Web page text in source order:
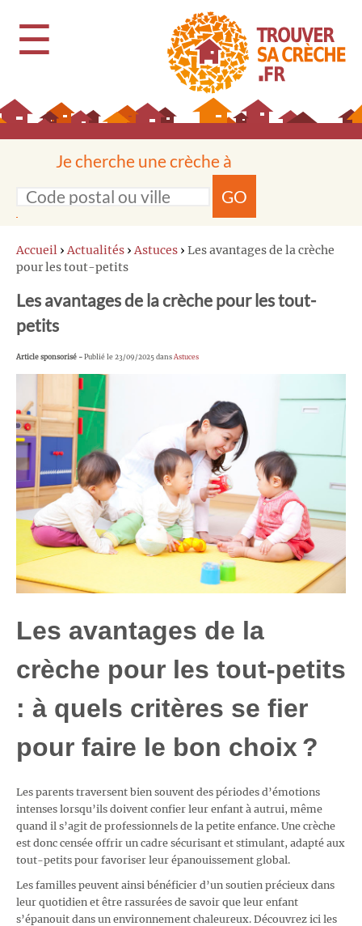
☰
Je cherche une crèche à
GO
Accueil ›Actualités ›Astuces › Les avantages de la crèche
pour les tout-petits
Les avantages de la crèche pour les tout-
petits
Article sponsorisé - Publié le 23/09/2025 dans Astuces
Les avantages de la
crèche pour les tout-petits
: à quels critères se fier
pour faire le bon choix ?
Les parents traversent bien souvent des périodes d’émotions
intenses lorsqu’ils doivent confier leur enfant à autrui, même
quand il s’agit de professionnels de la petite enfance. Une crèche
est donc censée offrir un cadre sécurisant et stimulant, adapté aux
tout-petits pour favoriser leur épanouissement global.
Les familles peuvent ainsi bénéficier d’un soutien précieux dans
leur quotidien et être rassurées de savoir que leur enfant
s’épanouit dans un environnement chaleureux. Découvrez ici les